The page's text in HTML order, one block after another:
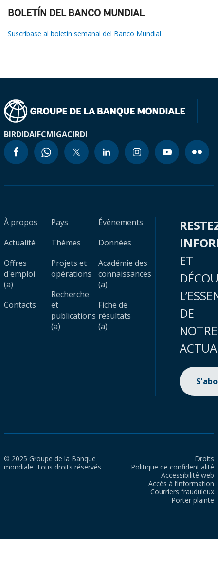
BOLETÍN DEL BANCO MUNDIAL
Suscríbase al boletín semanal del Banco Mundial
BIRDIDAIFCMIGACIRDI
À propos
Actualité
Offres
d'emploi
(a)
Contacts
Pays
Thèmes
Projets et
opérations
Recherche
et
publications
(a)
Évènements
Données
Académie des
connaissances
(a)
Fiche de
résultats
(a)
ET
DE
NOTRE
© 2025 Groupe de la Banque
mondiale. Tous droits réservés.
Droits
Politique de confidentialité
Accessibilité web
Accès à l’information
Courriers frauduleux
Porter plainte